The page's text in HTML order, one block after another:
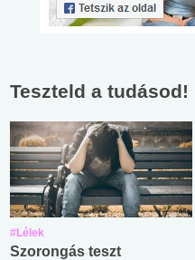
Teszteld a tudásod!
#Lélek
Szorongás teszt